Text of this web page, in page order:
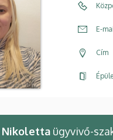
E-
Cím
Nikoletta ügyvivő-